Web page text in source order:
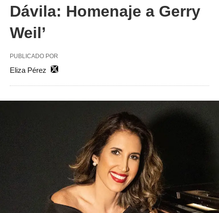
Dávila: Homenaje a Gerry
Weil’
PUBLICADO POR
Eliza Pérez